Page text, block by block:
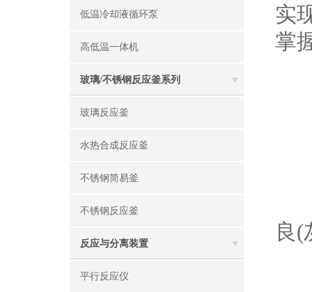
低温冷却液循环泵
高低温一体机
玻璃/不锈钢反应釜系列
玻璃反应釜
水热合成反应釜
不锈钢简易釜
不锈钢反应釜
反应与分离装置
平行反应仪
实
掌
良(